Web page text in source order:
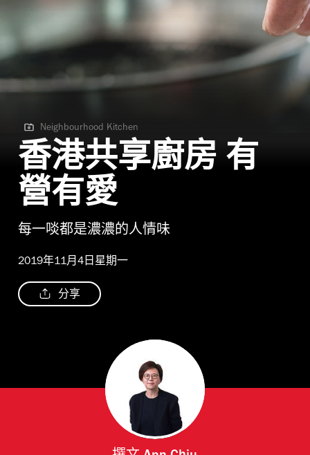
Neighbourhood Kitchen
Neighbourhood Kitchen
香港共享廚房 有
營有愛
每一啖都是濃濃的人情味
2019年11月4日星期一
分享